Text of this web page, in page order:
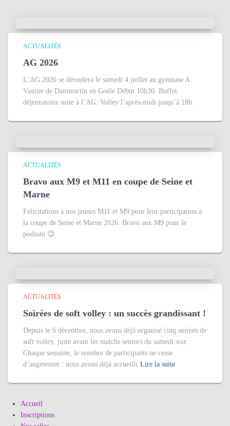
ACTUALITÉS
AG 2026
L’AG 2026 se déroulera le samedi 4 juillet au gymnase A.
Vastine de Dammartin en Goële Début 10h30. Buffet
déjeunatoire suite à l’AG. Volley l’après-midi jusqu’à 18h.
ACTUALITÉS
Bravo aux M9 et M11 en coupe de Seine et
Marne
Félicitations à nos jeunes M11 et M9 pour leur participation à
la coupe de Seine et Marne 2026. Bravo aux M9 pour le
podium 😉
ACTUALITÉS
Soirées de soft volley : un succès grandissant !
Depuis le 6 décembre, nous avons déjà organisé cinq soirées de
soft volley, juste avant les matchs seniors du samedi soir.
Chaque semaine, le nombre de participants ne cesse
d’augmenter : nous avons déjà accueilli Lire la suite
Accueil
Inscriptions